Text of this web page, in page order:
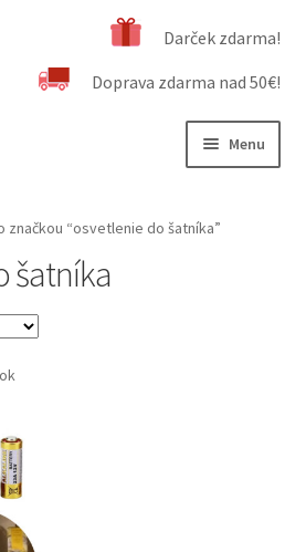
Darček zdarma!
Doprava zdarma nad 50€!
Menu
značkou “osvetlenie do šatníka”
šatníka